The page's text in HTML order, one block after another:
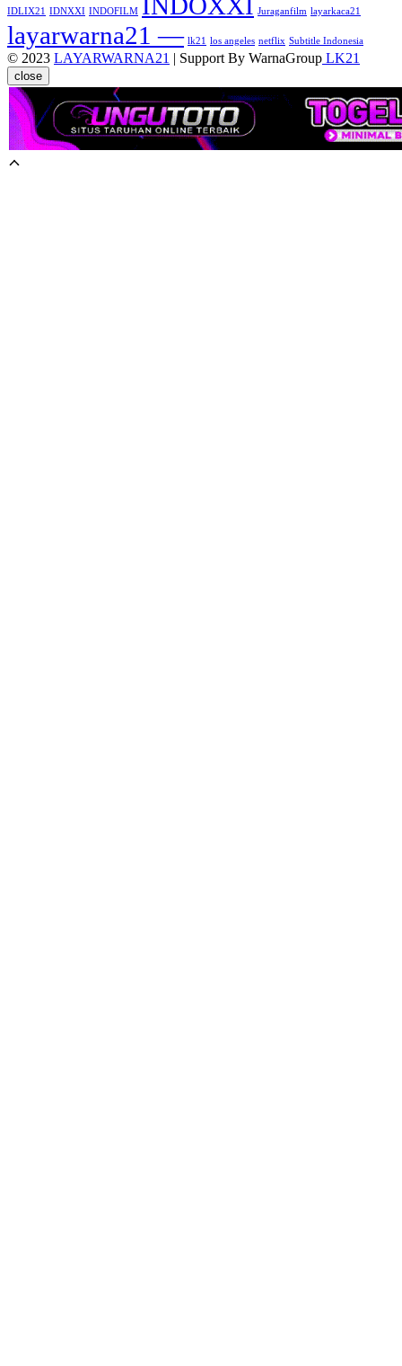
IDLIX21 IDNXXI INDOFILM Juraganfilm layarkaca21
layarwarna21 — lk21 los angeles netflix Subtitle Indonesia
© 2023 LAYARWARNA21 | Support By WarnaGroup LK21
close